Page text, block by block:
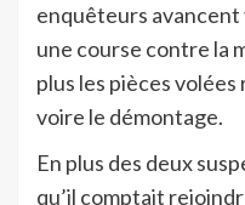
enquêteurs avancent
une course contre la
plus les pièces
voire le démontage.
En plus des deux
qu’il comptait